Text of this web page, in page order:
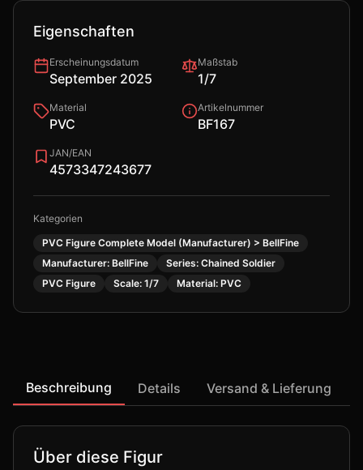
Eigenschaften
Erscheinungsdatum
September 2025
Maßstab
1/7
Material
PVC
Artikelnummer
BF167
JAN/EAN
4573347243677
Kategorien
PVC Figure Complete Model (Manufacturer) > BellFine
Manufacturer: BellFine
Series: Chained Soldier
PVC Figure
Scale: 1/7 Material: PVC
Beschreibung Details Versand & Lieferung
Über diese Figur